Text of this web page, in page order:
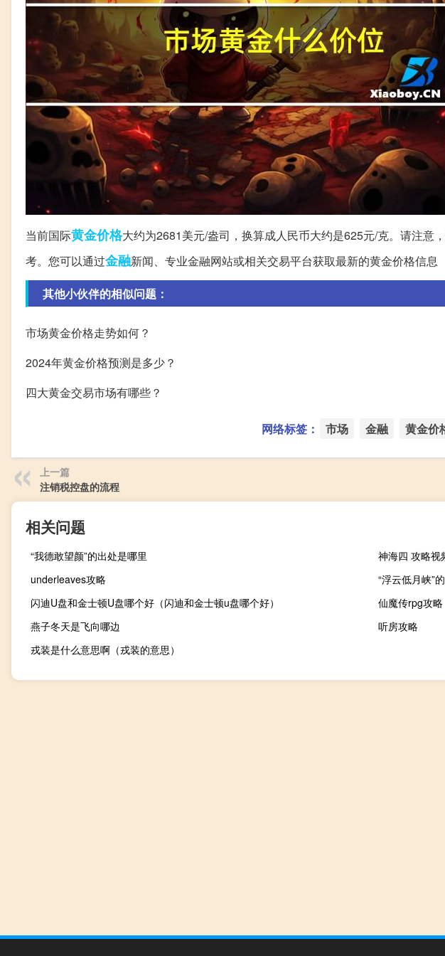
当前国际黄金价格大约为2681美元/盎司，换算成人民币大约是625元/克。请注意
考。您可以通过金融新闻、专业金融网站或相关交易平台获取最新的黄金价格信息
其他小伙伴的相似问题：
市场黄金价格走势如何？
2024年黄金价格预测是多少？
四大黄金交易市场有哪些？
网络标签： 市场 金融 黄金价
上一篇
注销税控盘的流程
相关问题
“我德敢望颜”的出处是哪里
神海四 攻略视
underleaves攻略
“浮云低月峡”
闪迪U盘和金士顿U盘哪个好（闪迪和金士顿u盘哪个好）
仙魔传rpg攻略
燕子冬天是飞向哪边
听房攻略
戎装是什么意思啊（戎装的意思）